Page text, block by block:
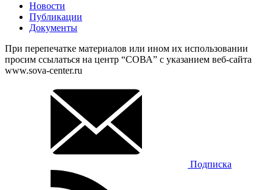
Новости
Публикации
Документы
При перепечатке материалов или ином их использовании
просим ссылаться на центр “СОВА” с указанием веб-сайта
www.sova-center.ru
Подписка